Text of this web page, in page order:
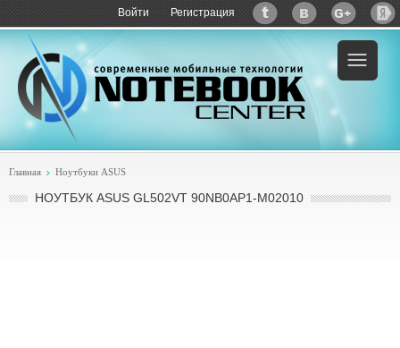
Войти Регистрация
Пример:купить ASUS GL502VT 90NB0AP1-M02010
Главная Ноутбуки ASUS
НОУТБУК ASUS GL502VT 90NB0AP1-M02010